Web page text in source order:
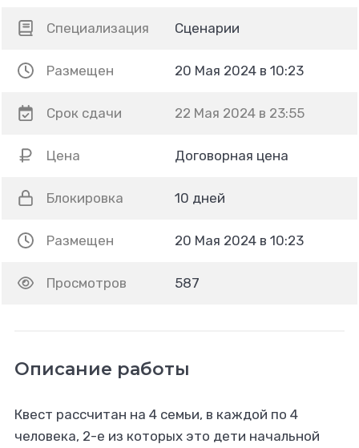
Специализация Сценарии
Размещен 20 Мая 2024 в 10:23
Срок сдачи 22 Мая 2024 в 23:55
Цена Договорная цена
Блокировка 10 дней
Размещен 20 Мая 2024 в 10:23
Просмотров 587
Описание работы
Квест рассчитан на 4 семьи, в каждой по 4
человека, 2-е из которых это дети начальной